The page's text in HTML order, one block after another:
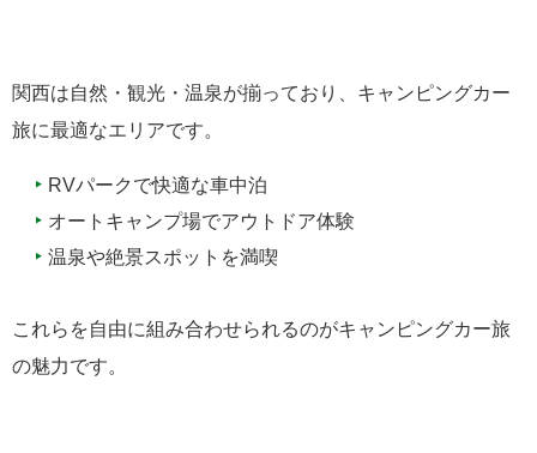
関西は自然・観光・温泉が揃っており、キャンピングカー
旅に最適なエリアです。
RVパークで快適な車中泊
オートキャンプ場でアウトドア体験
温泉や絶景スポットを満喫
これらを自由に組み合わせられるのがキャンピングカー旅
の魅力です。